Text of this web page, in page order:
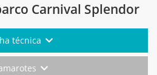
Carnival Splendor
técnica